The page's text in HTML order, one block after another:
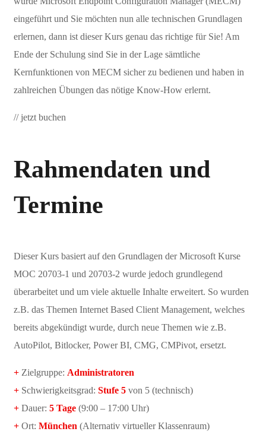
eingeführt und Sie möchten nun alle technischen Grundlagen
erlernen, dann ist dieser Kurs genau das richtige für Sie! Am
Ende der Schulung sind Sie in der Lage sämtliche
Kernfunktionen von MECM sicher zu bedienen und haben in
zahlreichen Übungen das nötige Know-How erlernt.
// jetzt buchen
Rahmendaten und
Termine
Dieser Kurs basiert auf den Grundlagen der Microsoft Kurse
MOC 20703-1 und 20703-2 wurde jedoch grundlegend
überarbeitet und um viele aktuelle Inhalte erweitert. So wurden
z.B. das Themen Internet Based Client Management, welches
bereits abgekündigt wurde, durch neue Themen wie z.B.
AutoPilot, Bitlocker, Power BI, CMG, CMPivot, ersetzt.
+ Zielgruppe: Administratoren
+ Schwierigkeitsgrad: Stufe 5 von 5 (technisch)
+ Dauer: 5 Tage (9:00 – 17:00 Uhr)
+ Ort: München (Alternativ virtueller Klassenraum)